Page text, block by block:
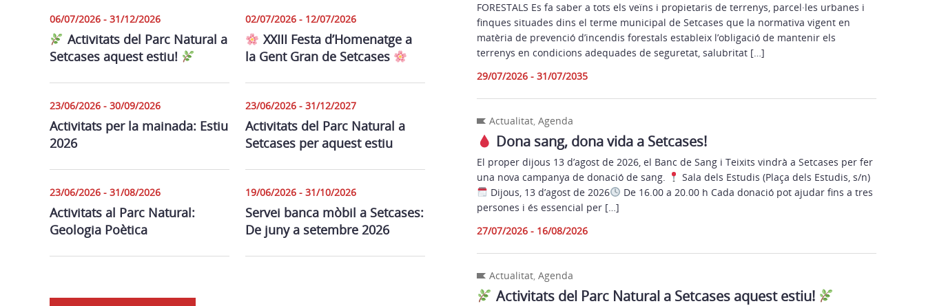
06/07/2026 - 31/12/2026
Activitats del Parc Natural a
Setcases aquest estiu!
02/07/2026 - 12/07/2026
XXIII Festa d’Homenatge a
la Gent Gran de Setcases
23/06/2026 - 30/09/2026
Activitats per la mainada: Estiu
2026
23/06/2026 - 31/12/2027
Activitats del Parc Natural a
Setcases per aquest estiu
23/06/2026 - 31/08/2026
Activitats al Parc Natural:
Geologia Poètica
19/06/2026 - 31/10/2026
Servei banca mòbil a Setcases:
De juny a setembre 2026
FORESTALS Es fa saber a tots els veïns i propietaris de terrenys, parcel·les urbanes i
finques situades dins el terme municipal de Setcases que la normativa vigent en
matèria de prevenció d’incendis forestals estableix l’obligació de mantenir els
terrenys en condicions adequades de seguretat, salubritat […]
29/07/2026 - 31/07/2035
Actualitat, Agenda
Dona sang, dona vida a Setcases!
El proper dijous 13 d’agost de 2026, el Banc de Sang i Teixits vindrà a Setcases per fer
una nova campanya de donació de sang.
Sala dels Estudis (Plaça dels Estudis, s/n)
Dijous, 13 d’agost de 2026
De 16.00 a 20.00 h Cada donació pot ajudar fins a tres
persones i és essencial per […]
27/07/2026 - 16/08/2026
Actualitat, Agenda
Activitats del Parc Natural a Setcases aquest estiu!